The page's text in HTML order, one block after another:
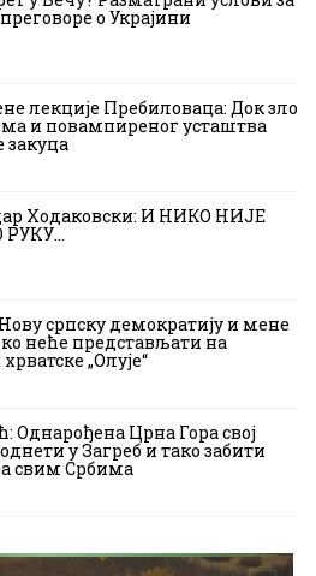
о Украјини
лекције Пребиловаца: Док зло
и повампиреног усташтва
закуца
Ходаковски: И НИКО НИЈЕ
РУКУ…
српску демократију и мене
неће представљати на
„Олује“
Однарођена Црна Гора свој
у Загреб и тако забити
свим Србима